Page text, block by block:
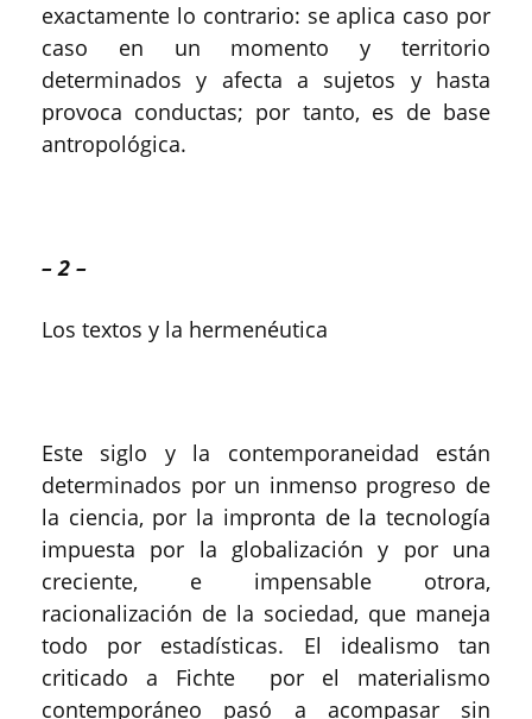
exactamente lo contrario: se aplica caso por
caso en un momento y territorio
determinados y afecta a sujetos y hasta
provoca conductas; por tanto, es de base
antropológica.
– 2 –
Los textos y la hermenéutica
Este siglo y la contemporaneidad están
determinados por un inmenso progreso de
la ciencia, por la impronta de la tecnología
impuesta por la globalización y por una
creciente, e impensable otrora,
racionalización de la sociedad, que maneja
todo por estadísticas. El idealismo tan
criticado a Fichte por el materialismo
contemporáneo pasó a acompasar sin